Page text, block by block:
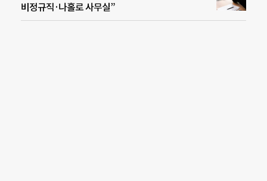
비정규직·나홀로 사무실”